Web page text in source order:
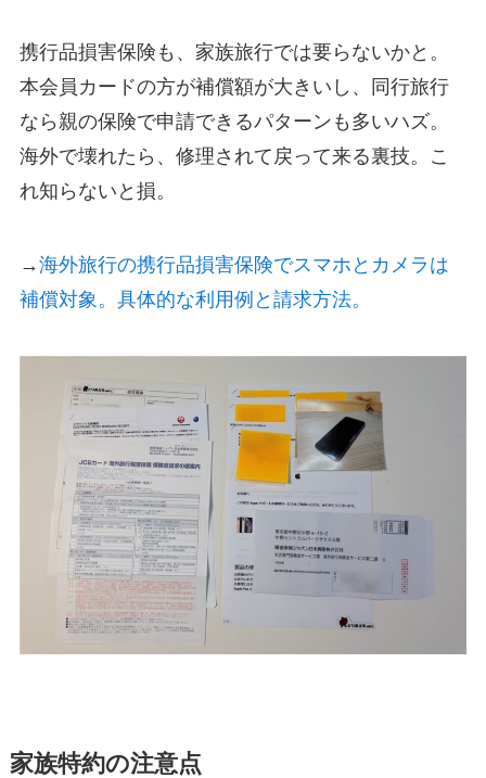
携行品損害保険も、家族旅行では要らないかと。
本会員カードの方が補償額が大きいし、同行旅行
なら親の保険で申請できるパターンも多いハズ。
海外で壊れたら、修理されて戻って来る裏技。こ
れ知らないと損。
→海外旅行の携行品損害保険でスマホとカメラは
補償対象。具体的な利用例と請求方法。
家族特約の注意点